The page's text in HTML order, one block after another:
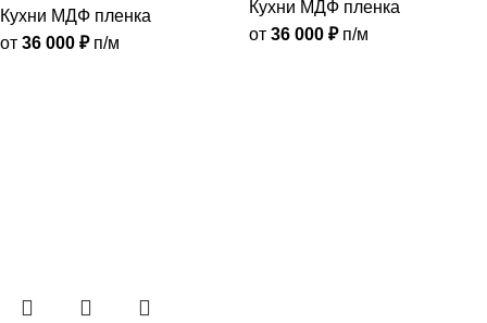
Кухни МДФ пленка
от 36 000 ₽п/м
Кухни МДФ пленка
от 36 000 ₽п/м